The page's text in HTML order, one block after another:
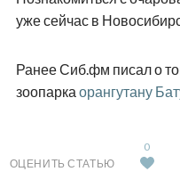
уже сейчас в
Ранее Сиб.фм писал о
зоопарка орангутану
ОЦЕНИТЬ СТАТЬЮ
0